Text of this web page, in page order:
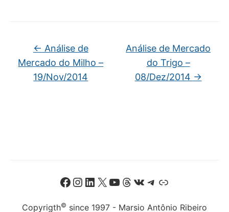
← Análise de
Mercado do Milho –
19/Nov/2014
Análise de Mercado
do Trigo –
08/Dez/2014 →
Facebook Instagram LinkedIn X Youtube Threads
Copyrigth© since 1997 - Marsio Antônio Ribeiro